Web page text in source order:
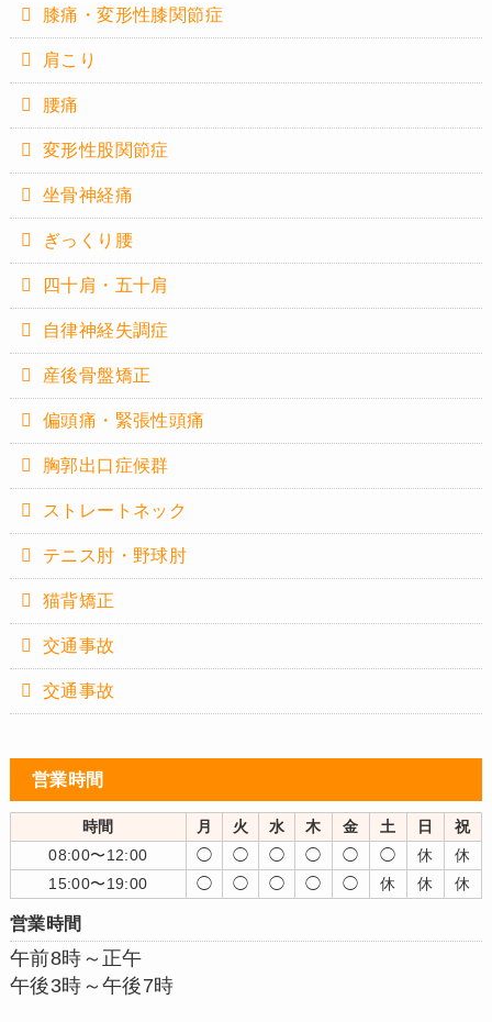
膝痛・変形性膝関節症
肩こり
腰痛
変形性股関節症
坐骨神経痛
ぎっくり腰
四十肩・五十肩
自律神経失調症
産後骨盤矯正
偏頭痛・緊張性頭痛
胸郭出口症候群
ストレートネック
テニス肘・野球肘
猫背矯正
交通事故
交通事故
営業時間
時間 月 火 水 木 金 土 日
祝
08:00〜12:00
◯ ◯ ◯ ◯ ◯ ◯ 休
休
15:00〜19:00
◯ ◯ ◯ ◯ ◯ 休 休 休
営業時間
午前8時～正午
午後3時～午後7時